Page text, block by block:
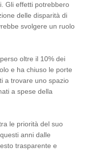
Gli effetti potrebbero
delle disparità di
svolgere un ruolo
oltre il 10% dei
e ha chiuso le porte
a trovare uno spazio
a spese della
le priorità del suo
anni dalle
trasparente e